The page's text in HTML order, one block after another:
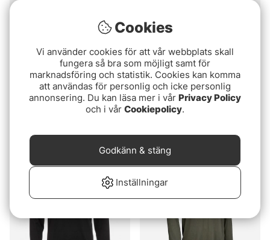
Nash Scope OPS Long
479 kr
Nash Make It Happen
fr. 299 kr fr. 299 kr
Cookies
Vi använder cookies för att vår webbplats skall
fungera så bra som möjligt samt för
marknadsföring och statistik. Cookies kan komma
att användas för personlig och icke personlig
annonsering. Du kan läsa mer i vår Privacy Policy
och i vår Cookiepolicy.
Inställningar
Godkänn & stäng